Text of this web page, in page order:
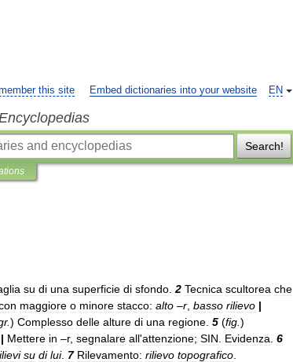
EN
this site Embed dictionaries into your website
Search!
su di una superficie di sfondo 2 Tecnica scultorea che
maggiore o minore stacco: alto –r basso rilievo |
.) Complesso delle alture di una regione 5 (fig )
| Mettere in –r, segnalare all'attenzione; SIN Evidenza 6
su di lui. 7 Rilevamento: rilievo topografico